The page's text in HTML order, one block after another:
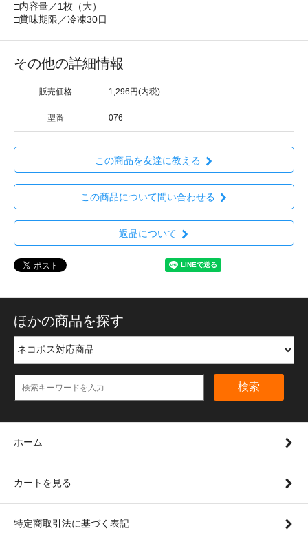
□内容量／1枚（大）
□賞味期限／冷凍30日
その他の詳細情報
販売価格 1,296円(内税)
型番 076
この商品を友達に教える
この商品について問い合わせる
返品について
ほかの商品を探す
検索
ホーム
カートを見る
特定商取引法に基づく表記